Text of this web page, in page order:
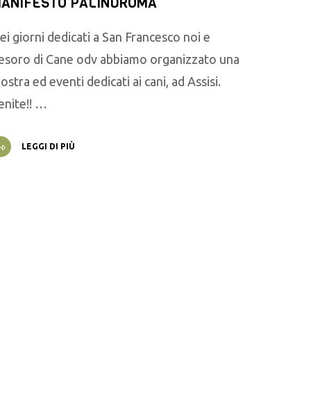
giorni dedicati a San Francesco noi e
di Cane odv abbiamo organizzato una
ed eventi dedicati ai cani, ad Assisi.
…
LEGGI DI PIÙ